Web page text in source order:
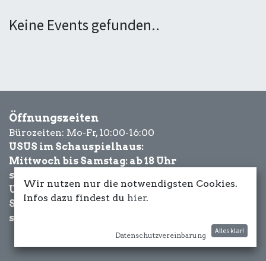
Keine Events gefunden..
Öffnungszeiten
Bürozeiten: Mo-Fr, 10:00-16:00
USUS im Schauspielhaus:
Mittwoch bis Samstag: ab 18 Uhr
sowie Eventbezogen.
USUS am Wasser:
Schönwetter-
sowie Eventbezogen.
Wir nutzen nur die notwendigsten Cookies.
Infos dazu findest du hier.
Datenschutzvereinbarung
Alles klar!